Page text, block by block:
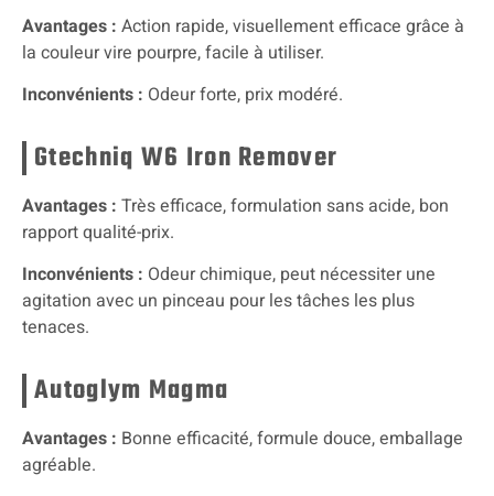
Avantages : Action rapide, visuellement efficace grâce à
la couleur vire pourpre, facile à utiliser.
Inconvénients : Odeur forte, prix modéré.
Gtechniq W6 Iron Remover
Avantages : Très efficace, formulation sans acide, bon
rapport qualité-prix.
Inconvénients : Odeur chimique, peut nécessiter une
agitation avec un pinceau pour les tâches les plus
tenaces.
Autoglym Magma
Avantages : Bonne efficacité, formule douce, emballage
agréable.